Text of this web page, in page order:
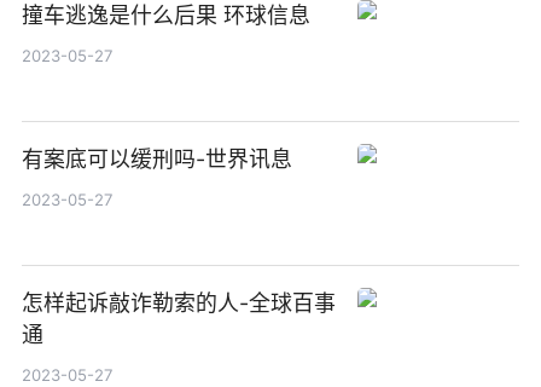
撞车逃逸是什么后果 环球信息
2023-05-27
有案底可以缓刑吗-世界讯息
2023-05-27
怎样起诉敲诈勒索的人-全球百事
通
2023-05-27